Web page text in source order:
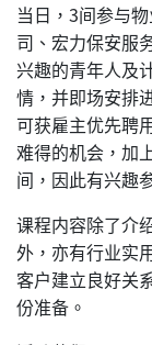
当日，3间参与
司、宏力保安服
兴趣的青年人及
情，并即场安排
可获雇主优先聘
难得的机会，加
间，因此有兴趣
课程内容除了介
外，亦有行业实
客户建立良好关
份准备。